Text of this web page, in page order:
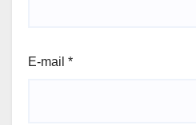
E-mail *